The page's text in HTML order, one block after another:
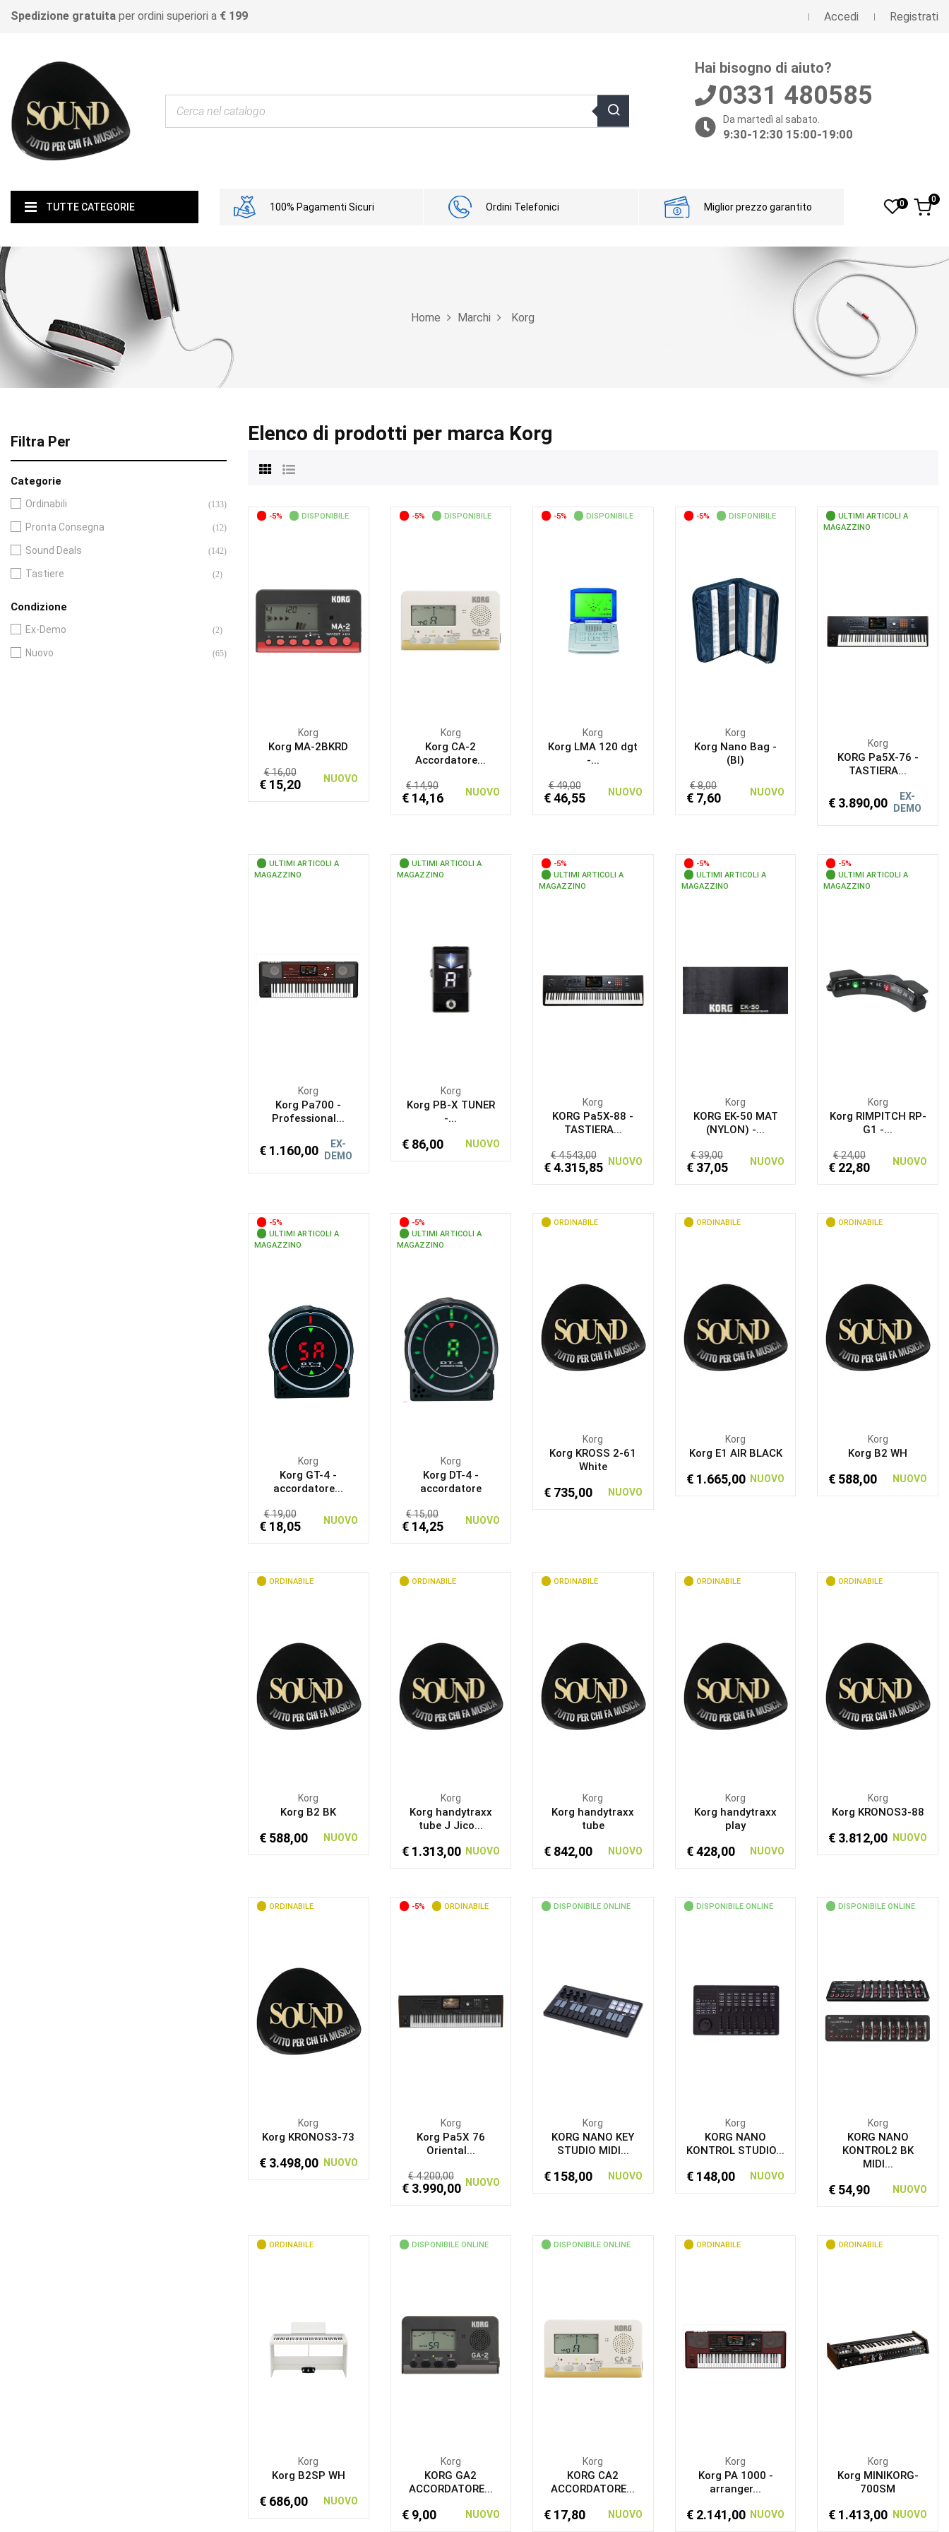
Spedizione gratuita per ordini superiori a € 199 Accedi Registrati
Hai bisogno di aiuto?
0331 480585
Da martedì al sabato.
9:30-12:30 15:00-19:00
TUTTE CATEGORIE 100% Pagamenti Sicuri Ordini Telefonici Miglior prezzo garantito 0 0
Home Marchi Korg
Filtra Per
Categorie
Ordinabili (133)
Pronta Consegna (12)
Sound Deals (142)
Tastiere (2)
Condizione
Ex-Demo (2)
Nuovo (65)
Elenco di prodotti per marca Korg
-5% DISPONIBILE
Korg
Korg MA-2BKRD
€ 16,00
€ 15,20 NUOVO
-5% DISPONIBILE
Korg
Korg CA-2
Accordatore...
€ 14,90
€ 14,16 NUOVO
-5% DISPONIBILE
Korg
Korg LMA 120 dgt
-...
€ 49,00
€ 46,55 NUOVO
-5% DISPONIBILE
Korg
Korg Nano Bag -
(BI)
€ 8,00
€ 7,60 NUOVO
ULTIMI ARTICOLI A
MAGAZZINO
Korg
KORG Pa5X-76 -
TASTIERA...
€ 3.890,00
EX-
DEMO
ULTIMI ARTICOLI A
MAGAZZINO
Korg
Korg Pa700 -
Professional...
€ 1.160,00
EX-
DEMO
ULTIMI ARTICOLI A
MAGAZZINO
Korg
Korg PB-X TUNER
-...
€ 86,00 NUOVO
-5%
ULTIMI ARTICOLI A
MAGAZZINO
Korg
KORG Pa5X-88 -
TASTIERA...
€ 4.543,00
€ 4.315,85 NUOVO
-5%
ULTIMI ARTICOLI A
MAGAZZINO
Korg
KORG EK-50 MAT
(NYLON) -...
€ 39,00
€ 37,05 NUOVO
-5%
ULTIMI ARTICOLI A
MAGAZZINO
Korg
Korg RIMPITCH RP-
G1 -...
€ 24,00
€ 22,80 NUOVO
-5%
ULTIMI ARTICOLI A
MAGAZZINO
Korg
Korg GT-4 -
accordatore...
€ 19,00
€ 18,05 NUOVO
-5%
ULTIMI ARTICOLI A
MAGAZZINO
Korg
Korg DT-4 -
accordatore
€ 15,00
€ 14,25 NUOVO
ORDINABILE
Korg
Korg KROSS 2-61
White
€ 735,00 NUOVO
ORDINABILE
Korg
Korg E1 AIR BLACK
€ 1.665,00 NUOVO
ORDINABILE
Korg
Korg B2 WH
€ 588,00 NUOVO
ORDINABILE
Korg
Korg B2 BK
€ 588,00 NUOVO
ORDINABILE
Korg
Korg handytraxx
tube J Jico...
€ 1.313,00 NUOVO
ORDINABILE
Korg
Korg handytraxx
tube
€ 842,00 NUOVO
ORDINABILE
Korg
Korg handytraxx
play
€ 428,00 NUOVO
ORDINABILE
Korg
Korg KRONOS3-88
€ 3.812,00 NUOVO
ORDINABILE
Korg
Korg KRONOS3-73
€ 3.498,00 NUOVO
-5% ORDINABILE
Korg
Korg Pa5X 76
Oriental...
€ 4.200,00
€ 3.990,00 NUOVO
DISPONIBILE ONLINE
Korg
KORG NANO KEY
STUDIO MIDI...
€ 158,00 NUOVO
DISPONIBILE ONLINE
Korg
KORG NANO
KONTROL STUDIO...
€ 148,00 NUOVO
DISPONIBILE ONLINE
Korg
KORG NANO
KONTROL2 BK
MIDI...
€ 54,90 NUOVO
ORDINABILE
Korg
Korg B2SP WH
€ 686,00 NUOVO
DISPONIBILE ONLINE
Korg
KORG GA2
ACCORDATORE...
€ 9,00 NUOVO
DISPONIBILE ONLINE
Korg
KORG CA2
ACCORDATORE...
€ 17,80 NUOVO
ORDINABILE
Korg
Korg PA 1000 -
arranger...
€ 2.141,00 NUOVO
ORDINABILE
Korg
Korg MINIKORG-
700SM
€ 1.413,00 NUOVO